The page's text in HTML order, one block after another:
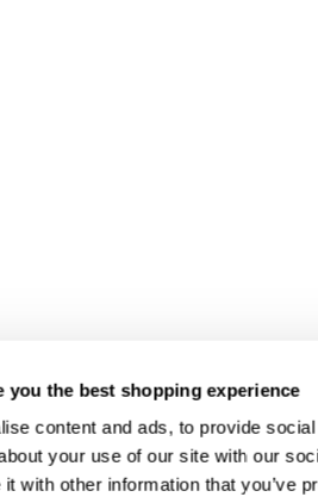
you the best shopping experience
content and ads, to provide
your use of our site with our
with other information that you’ve